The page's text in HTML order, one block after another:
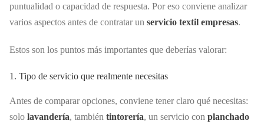
puntualidad o capacidad de respuesta. Por eso conviene analizar
varios aspectos antes de contratar un servicio textil empresas.
Estos son los puntos más importantes que deberías valorar:
1. Tipo de servicio que realmente necesitas
Antes de comparar opciones, conviene tener claro qué necesitas:
solo lavandería, también tintorería, un servicio con planchado